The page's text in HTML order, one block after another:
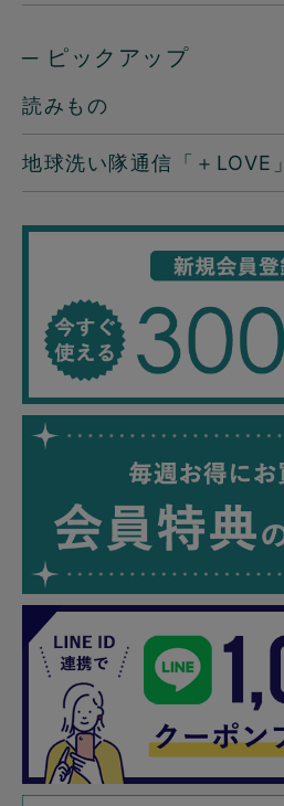
─ ピックアップ
読みもの
地球洗い隊通信「＋LOVE」